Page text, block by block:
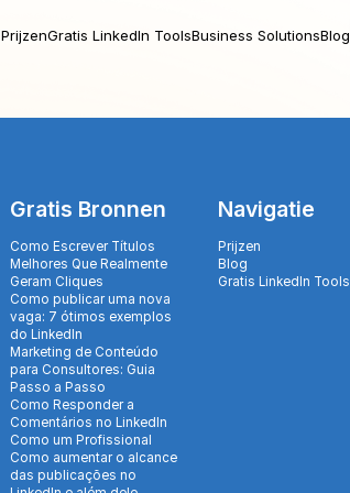
PrijzenGratis LinkedIn ToolsBusiness SolutionsBlog
Gratis Bronnen
Como Escrever Títulos
Melhores Que Realmente
Geram Cliques
Como publicar uma nova
vaga: 7 ótimos exemplos
do LinkedIn
Marketing de Conteúdo
para Consultores: Guia
Passo a Passo
Como Responder a
Comentários no LinkedIn
Como um Profissional
Como aumentar o alcance
das publicações no
Navigatie
Prijzen
Blog
Gratis LinkedIn Tools